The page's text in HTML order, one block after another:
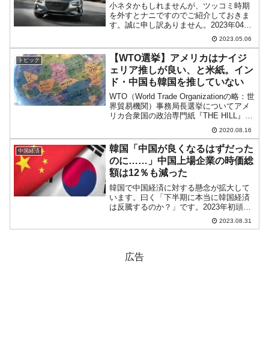
小ネタかもしれませんが、ツッコミ時期
を外すとナニですのでご紹介しておきま
す。誠に申し訳ありません。2023年04月
20日、韓国の『サムスン証券』が2026年
に世界一の企業は『現代自動車』グルー
プになるという予測を発表。この予測と
いうのがひど...
2023.05.06
トピック
【WTO選挙】アメリカはナイジ
ェリア推しが良い、と米紙。イン
ド・中国も韓国を推していない
WTO（World Trade Organizationの略：世
界貿易機関）事務局長選挙についてアメ
リカ合衆国の政治専門紙『THE HILL』に
面白い記事が出ました。合衆国はWTO局
長選挙でNgozi氏をサポートすべきという
タイトルの記事で...
2020.08.16
中国経済
韓国「中国が良くなるはずだった
のに……」中国上場企業の時価総
額は12％も減った
韓国で中国経済に対する懸念が拡大して
います。曰く「下半期に本当に韓国経済
は反騰するのか？」です。2023年初頭に
は、中国がリオープニングとなり、消費
も回復して対中国輸出も拡大。下半期に
2023.08.31
広告